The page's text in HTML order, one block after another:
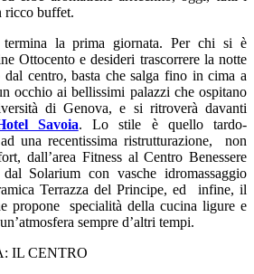
ricco buffet.
la prima giornata. Per chi si è
Ottocento e desideri trascorrere la notte
dal centro, basta che salga fino in cima a
occhio ai bellissimi palazzi che ospitano
di Genova, e si ritroverà davanti
Savoia. Lo stile è quello tardo-
una recentissima ristrutturazione, non
dall’area Fitness al Centro Benessere
Solarium con vasche idromassaggio
Terrazza del Principe, ed infine, il
propone specialità della cucina ligure e
sempre d’altri tempi.
IL CENTRO